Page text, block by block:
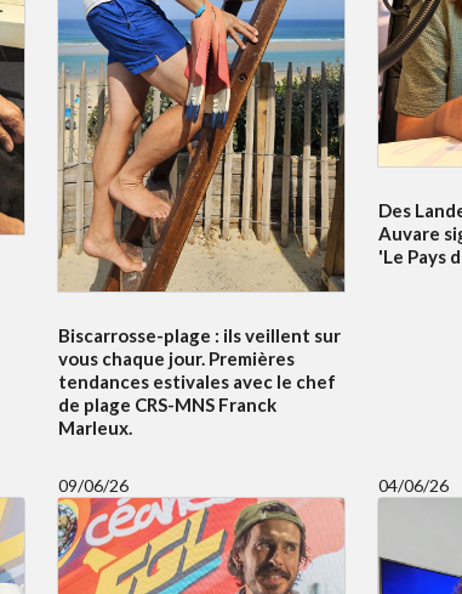
Biscarrosse-plage : ils veillent sur
vous chaque jour. Premières
tendances estivales avec le chef
de plage CRS-MNS Franck
Marleux.
Des
Auvare
'Le Pays
09/06/26 04/06/26